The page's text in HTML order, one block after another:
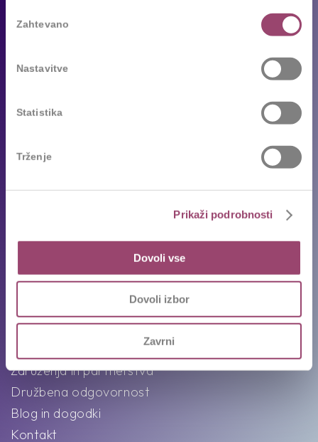
soglasja
Zahtevano
Nastavitve
Statistika
Trženje
Prikaži podrobnosti
Dovoli vse
Dovoli izbor
Zavrni
Reference
Prosta delovna mesta
Priporočila kandidatov
Ekipa
Intervju s Competovci
O nas
Poslanstvo, vizija in vrednote
Združenja in partnerstva
Družbena odgovornost
Blog in dogodki
Kontakt